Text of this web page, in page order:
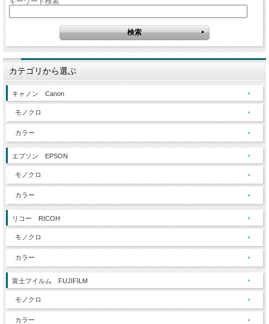
カテゴリから選ぶ
キャノン Canon
モノクロ
カラー
エプソン EPSON
モノクロ
カラー
リコー RICOH
モノクロ
カラー
富士フイルム FUJIFILM
モノクロ
カラー